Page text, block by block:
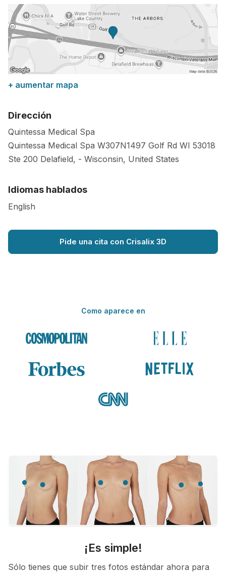
+ aumentar mapa
Dirección
Quintessa Medical Spa
Quintessa Medical Spa W307N1497 Golf Rd WI 53018
Ste 200 Delafield, - Wisconsin, United States
Idiomas hablados
English
Pide una cita con Crisalix 3D
Como aparece en
¡Es simple!
Sólo tienes que subir tres fotos estándar ahora para